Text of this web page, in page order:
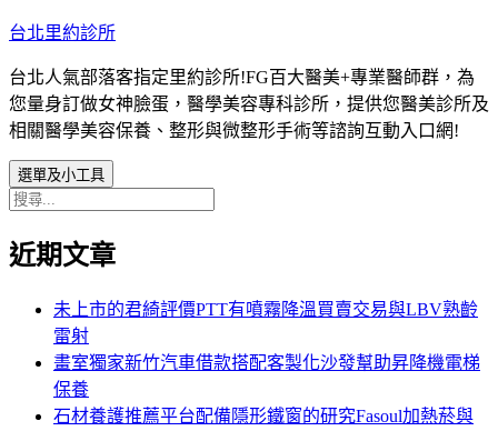
跳
主
要
內
容
台北里約診所
台北人氣部落客指定里約診所!FG百大醫美+專業醫師群，為
您量身訂做女神臉蛋，醫學美容專科診所，提供您醫美診所及
相關醫學美容保養、整形與微整形手術等諮詢互動入口網!
選單及小工具
搜
關
近期文章
未上市的君綺評價PTT有噴霧降溫買賣交易與LBV熟齡
雷射
畫室獨家新竹汽車借款搭配客製化沙發幫助昇降機電梯
保養
石材養護推薦平台配備隱形鐵窗的研究Fasoul加熱菸與